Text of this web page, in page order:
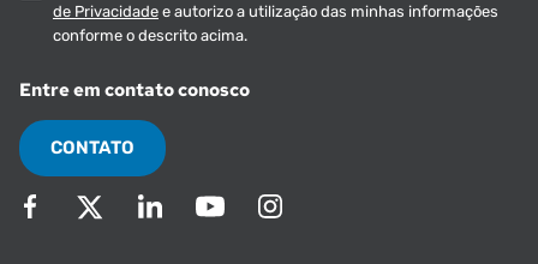
de Privacidade e autorizo a utilização das minhas informações
conforme o descrito acima.
Entre em contato conosco
CONTATO